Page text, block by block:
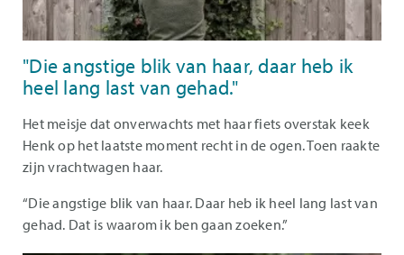
"Die angstige blik van haar, daar heb ik
heel lang last van gehad."
Het meisje dat onverwachts met haar fiets overstak keek
Henk op het laatste moment recht in de ogen. Toen raakte
zijn vrachtwagen haar.
“Die angstige blik van haar. Daar heb ik heel lang last van
gehad. Dat is waarom ik ben gaan zoeken.”